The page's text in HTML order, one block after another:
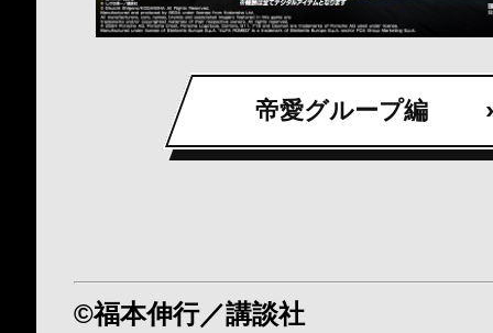
帝愛グループ編
©福本伸行／講談社